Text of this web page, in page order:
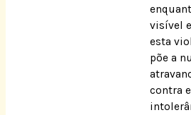
visível
esta
põe a
contra